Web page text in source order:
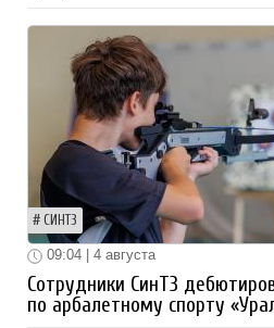
СИНТЗ
09:04 | 4 августа
Сотрудники СинТЗ
по арбалетному спорту